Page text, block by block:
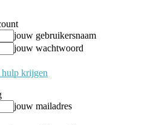
jouw gebruikersnaam
jouw wachtwoord
hulp krijgen
jouw mailadres